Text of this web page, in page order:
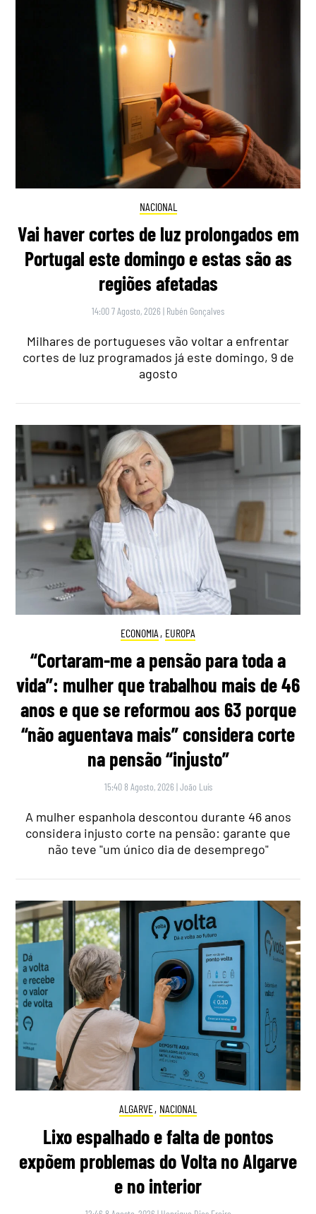
NACIONAL
Vai haver cortes de luz prolongados em
Portugal este domingo e estas são as
regiões afetadas
14:00 7 Agosto, 2026 | Rubén Gonçalves
Milhares de portugueses vão voltar a enfrentar
cortes de luz programados já este domingo, 9 de
agosto
ECONOMIA , EUROPA
“Cortaram-me a pensão para toda a
vida”: mulher que trabalhou mais de 46
anos e que se reformou aos 63 porque
“não aguentava mais” considera corte
na pensão “injusto”
15:40 8 Agosto, 2026 |João Luís
A mulher espanhola descontou durante 46 anos
considera injusto corte na pensão: garante que
não teve "um único dia de desemprego"
ALGARVE, NACIONAL
Lixo espalhado e falta de pontos
expõem problemas do Volta no Algarve
e no interior